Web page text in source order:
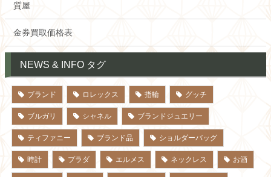
質屋
金券買取価格表
NEWS & INFO タグ
ブランド ロレックス 指輪 グッチ
ブルガリ シャネル ブランドジュエリー
ティファニー ブランド品 ショルダーバッグ
時計 プラダ エルメス ネックレス お酒